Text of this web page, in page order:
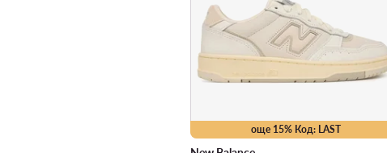
още 15% Код: LAST